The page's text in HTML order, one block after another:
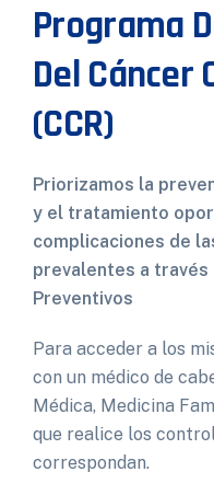
Programa
Del Cáncer
(CCR)
Priorizamos la
y el tratamiento
complicaciones de
prevalentes a
Preventivos
Para acceder a los
con un médico de
Médica, Medicina
que realice los
correspondan.